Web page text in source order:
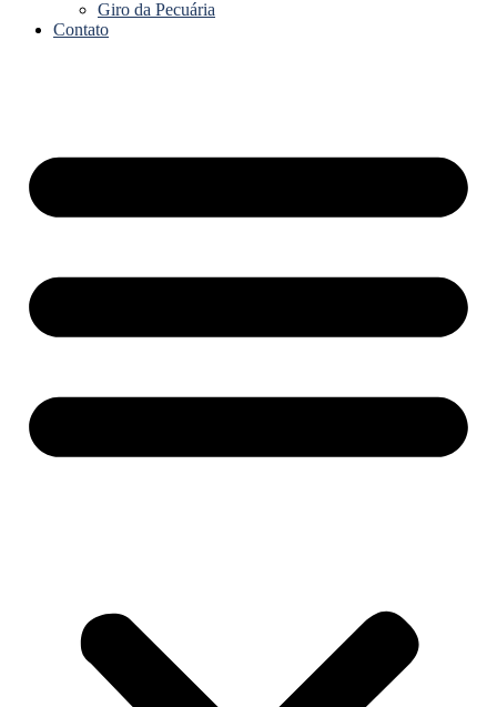
Giro da Pecuária
Contato